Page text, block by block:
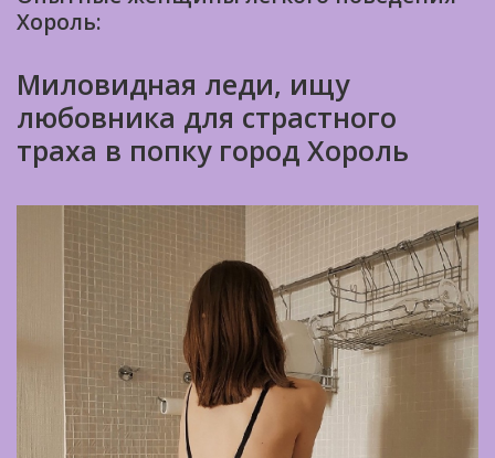
Хороль:
Миловидная леди, ищу
любовника для страстного
траха в попку город Хороль